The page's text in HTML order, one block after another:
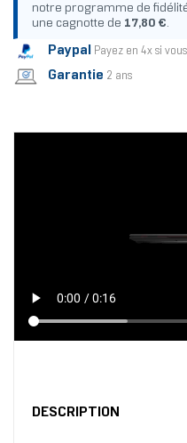
notre programme de
une cagnotte de 17,80 €
Paypal Payez en 4x si
Garantie 2 ans
DESCRIPTION